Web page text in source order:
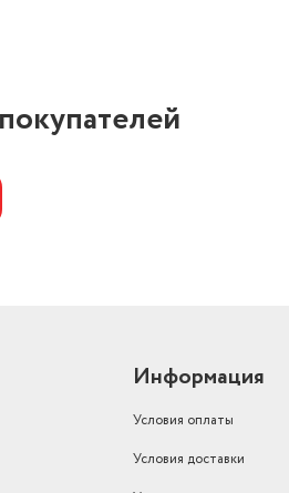
Информация
Условия оплаты
Условия доставки